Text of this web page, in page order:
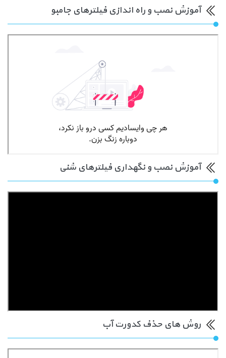
آموزش نصب و راه اندازی فیلترهای جامبو
آموزش نصب و نگهداری فیلترهای شنی
روش های حذف کدورت آب